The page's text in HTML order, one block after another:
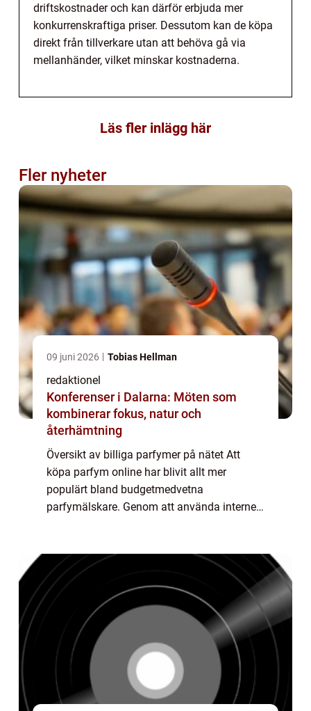
driftskostnader och kan därför erbjuda mer
konkurrenskraftiga priser. Dessutom kan de köpa
direkt från tillverkare utan att behöva gå via
mellanhänder, vilket minskar kostnaderna.
Läs fler inlägg här
Fler nyheter
09 juni 2026 Tobias Hellman
redaktionel
Konferenser i Dalarna: Möten som
kombinerar fokus, natur och
återhämtning
Översikt av billiga parfymer på nätet Att
köpa parfym online har blivit allt mer
populärt bland budgetmedvetna
parfymälskare. Genom att använda internet
kompromissa med kva...